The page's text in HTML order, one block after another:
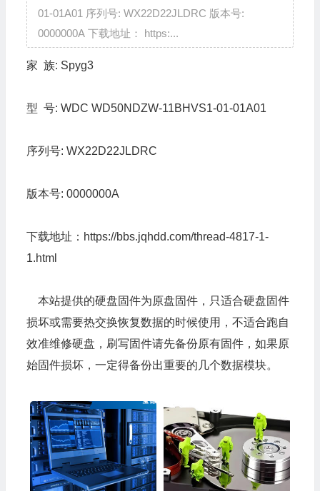
01-01A01 序列号: WX22D22JLDRC 版本号:
0000000A 下载地址： https:...
家 族: Spyg3
型 号: WDC WD50NDZW-11BHVS1-01-01A01
序列号: WX22D22JLDRC
版本号: 0000000A
下载地址： https://bbs.jqhdd.com/thread-4817-1-
1.html
本站提供的硬盘固件为原盘固件，只适合硬盘固件
损坏或需要热交换恢复数据的时候使用，不适合跑自
效准维修硬盘，刷写固件请先备份原有固件，如果原
始固件损坏，一定得备份出重要的几个数据模块。